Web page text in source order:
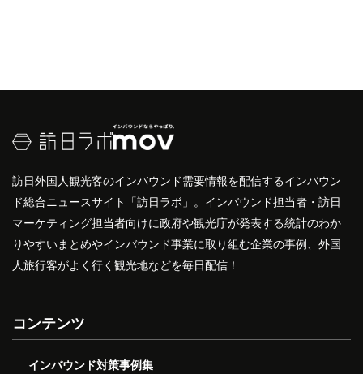
訪日外国人観光客のインバウンド需要情報を配信するインバウン
ド総合ニュースサイト「訪日ラボ」。インバウンド担当者・訪日
マーケティング担当者向けに政府や観光庁が発表する統計のわか
りやすいまとめやインバウンド事業に取り組む企業の事例、外国
人旅行客がよく行く観光地などを毎日配信！
コンテンツ
インバウンド対策事例集